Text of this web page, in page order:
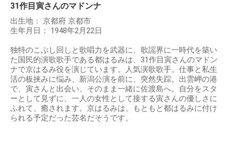
31作目寅さんのマドンナ
出生地： 京都府 京都市
生年月日： 1948年2月22日
独特のこぶし回しと歌唱力を武器に、歌謡界に一時代を築い
た国民的演歌歌手である都はるみは、31作目寅さんのマドン
ナで京はるみ役を演じています。人気演歌歌手。仕事と私生
活の板挟みに悩み、新潟公演を前に、突然失踪。出雲岬の港
で、寅さんと出会い、そのまま一緒に佐渡島へ。自分をスタ
ーとして見ずに、一人の女性として接する寅さんの優しさに
ふれて、癒されます。京はるみは、もともと都はるみに付け
られる予定だった芸名だそうです。